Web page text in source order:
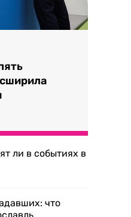
ли в событиях в
что